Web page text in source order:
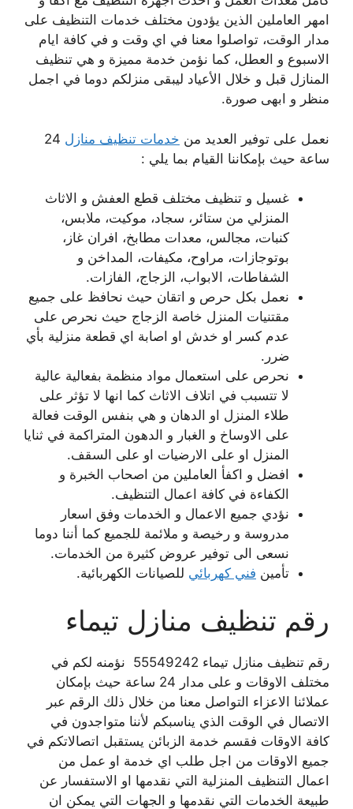
امهر العاملين الذين يؤدون مختلف خدمات التنظيف على
مدار الوقت، تواصلوا معنا في اي وقت و في كافة ايام
الاسبوع و العطل، كما نؤمن خدمة مميزة و هي تنظيف
المنازل قبل و خلال الأعياد ليبقى منزلكم دوما في اجمل
منظر و ابهى صورة.
نعمل على توفير العديد من خدمات تنظيف منازل 24
ساعة حيث بإمكاننا القيام بما يلي :
غسيل و تنظيف مختلف قطع العفش و الاثاث
المنزلي من ستائر، سجاد، موكيت، ملابس،
كنبات، مجالس، معدات مطابخ، افران غاز،
بوتوجازات، مراوح، مكيفات، المداخن و
الشفاطات، الابواب، الزجاج، الفازات.
نعمل بكل حرص و اتقان حيث نحافظ على جميع
مقتنيات المنزل خاصة الزجاج حيث نحرص على
عدم كسر او خدش او اصابة اي قطعة منزلية بأي
ضرر.
نحرص على استعمال مواد منظمة بفعالية عالية
لا تتسبب في اتلاف الاثاث كما انها لا تؤثر على
طلاء المنزل او الدهان و هي بنفس الوقت فعالة
على الاوساخ و الغبار و الدهون المتراكمة في ثنايا
المنزل او على الارضيات او على السقف.
افضل و اكفأ العاملين من اصحاب الخبرة و
الكفاءة في كافة اعمال التنظيف.
نؤدي جميع الاعمال و الخدمات وفق اسعار
مدروسة و رخيصة و ملائمة للجميع كما أننا دوما
نسعى الى توفير عروض كثيرة من الخدمات.
تأمين فني كهربائي للصيانات الكهربائية.
رقم تنظيف منازل تيماء
رقم تنظيف منازل تيماء 55549242 نؤمنه لكم في
مختلف الاوقات و على مدار 24 ساعة حيث بإمكان
عملائنا الاعزاء التواصل معنا من خلال ذلك الرقم عبر
الاتصال في الوقت الذي يناسبكم لأننا متواجدون في
كافة الاوقات فقسم خدمة الزبائن يستقبل اتصالاتكم في
جميع الاوقات من اجل طلب اي خدمة او عمل من
اعمال التنظيف المنزلية التي نقدمها او الاستفسار عن
طبيعة الخدمات التي نقدمها و الجهات التي يمكن ان